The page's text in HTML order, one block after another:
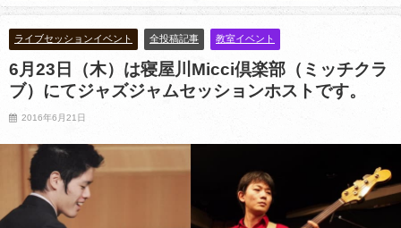
（木）は寝屋川Micci倶楽部（ミッチクラブ）にてジャズジャムセッションホストで
ライブセッションイベント
全投稿記事 教室イベント
6月23日（木）は寝屋川Micci倶楽部（ミッチクラ
ブ）にてジャズジャムセッションホストです。
2016年6月21日